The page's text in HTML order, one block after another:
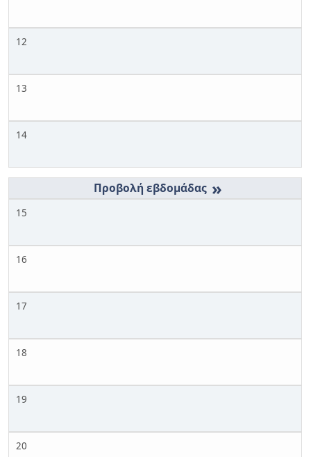
12
13
14
»
15
16
17
18
19
20